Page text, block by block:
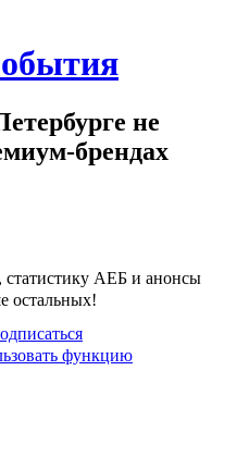
не
брендах
статистику АЕБ и анонсы
остальных!